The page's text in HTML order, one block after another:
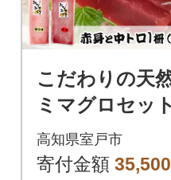
こだわりの天
ミマグロセッ
ナミマグロ中ト
身各1柵
高知県室戸市
寄付金額 35,500